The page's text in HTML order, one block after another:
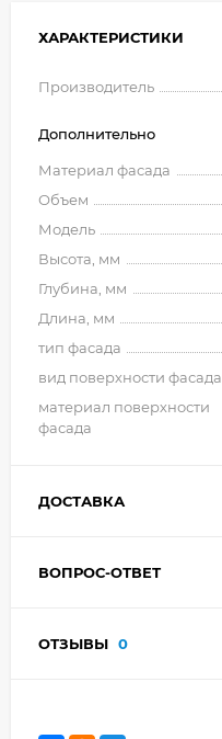
ХАРАКТЕРИСТИКИ
Производитель
Дополнительно
Материал фасада
Объем
Модель
Высота, мм
Глубина, мм
Длина, мм
тип фасада
вид поверхности фасада
материал поверхности
фасада
ДОСТАВКА
ВОПРОС-ОТВЕТ
ОТЗЫВЫ 0